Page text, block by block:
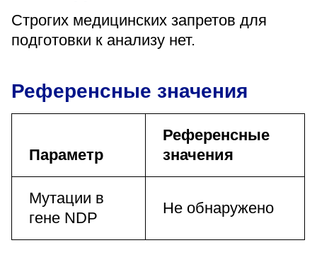
Строгих медицинских запретов для
подготовки к анализу нет.
Референсные значения
Параметр
Референсные
значения
Мутации в
гене NDP
Не обнаружено